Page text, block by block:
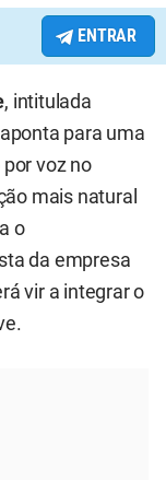
ENTRAR
, intitulada
para uma
voz no
mais natural
o
da empresa
vir a integrar o